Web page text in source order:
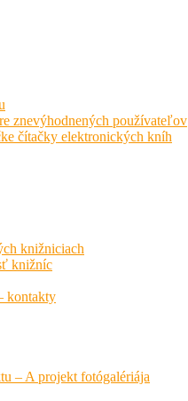
znevýhodnených používateľov
čítačky elektronických kníh
knižniciach
knižníc
kontakty
– A projekt fotógalériája